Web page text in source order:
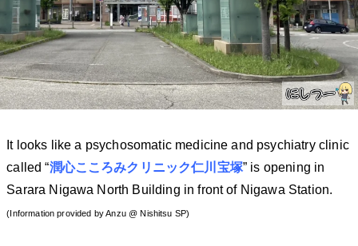
It looks like a psychosomatic medicine and psychiatry clinic
called “潤心こころみクリニック仁川宝塚” is opening in
Sarara Nigawa North Building in front of Nigawa Station.
(Information provided by Anzu @ Nishitsu SP)